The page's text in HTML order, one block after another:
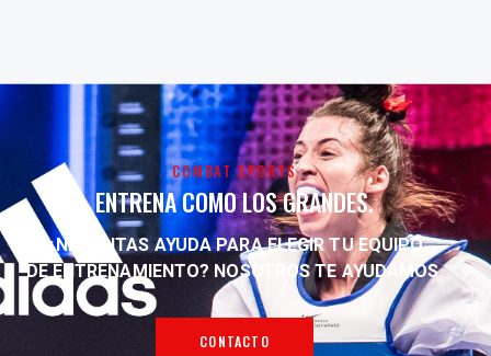
COMBAT SPORTS
ENTRENA COMO LOS GRANDES.
¿NECESITAS AYUDA PARA ELEGIR TU EQUIPO
DE ENTRENAMIENTO? NOSOTROS TE AYUDAMOS.
CONTACTO